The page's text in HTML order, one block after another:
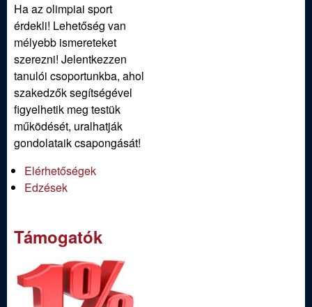
Ha az olimpiai sport
érdekli! Lehetőség van
mélyebb ismereteket
szerezni! Jelentkezzen
tanulói csoportunkba, ahol
szakedzők segítségével
figyelhetik meg testük
működését, uralhatják
gondolataik csapongását!
Elérhetőségek
Edzések
Támogatók